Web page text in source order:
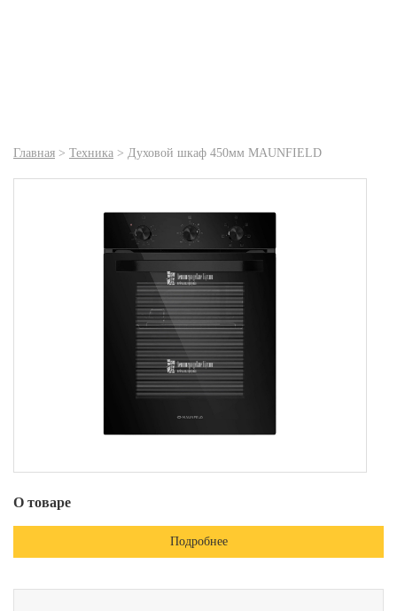
Главная > Техника > Духовой шкаф 450мм MAUNFIELD
О товаре
Подробнее